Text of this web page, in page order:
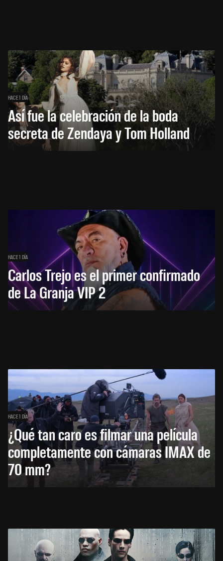
HACE 1 DÍA
Así fue la celebración de la boda
secreta de Zendaya y Tom Holland
HACE 1 DÍA
Carlos Trejo es el primer confirmado
de La Granja VIP 2
HACE 1 DÍA
¿Qué tan caro es filmar una película
completamente con cámaras IMAX de
70 mm?